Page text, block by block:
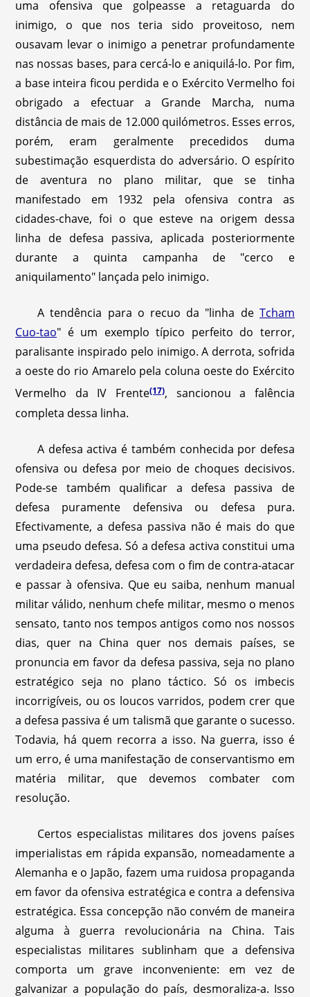
uma ofensiva que golpeasse a retaguarda do
inimigo, o que nos teria sido proveitoso, nem
ousavam levar o inimigo a penetrar profundamente
nas nossas bases, para cercá-lo e aniquilá-lo. Por fim,
a base inteira ficou perdida e o Exército Vermelho foi
obrigado a efectuar a Grande Marcha, numa
distância de mais de 12.000 quilómetros. Esses erros,
porém, eram geralmente precedidos duma
subestimação esquerdista do adversário. O espírito
de aventura no plano militar, que se tinha
manifestado em 1932 pela ofensiva contra as
cidades-chave, foi o que esteve na origem dessa
linha de defesa passiva, aplicada posteriormente
durante a quinta campanha de "cerco e
aniquilamento" lançada pelo inimigo.
A tendência para o recuo da "linha de Tcham
Cuo-tao" é um exemplo típico perfeito do terror,
paralisante inspirado pelo inimigo. A derrota, sofrida
a oeste do rio Amarelo pela coluna oeste do Exército
Vermelho da IV Frente(17), sancionou a falência
completa dessa linha.
A defesa activa é também conhecida por defesa
ofensiva ou defesa por meio de choques decisivos.
Pode-se também qualificar a defesa passiva de
defesa puramente defensiva ou defesa pura.
Efectivamente, a defesa passiva não é mais do que
uma pseudo defesa. Só a defesa activa constitui uma
verdadeira defesa, defesa com o fim de contra-atacar
e passar à ofensiva. Que eu saiba, nenhum manual
militar válido, nenhum chefe militar, mesmo o menos
sensato, tanto nos tempos antigos como nos nossos
dias, quer na China quer nos demais países, se
pronuncia em favor da defesa passiva, seja no plano
estratégico seja no plano táctico. Só os imbecis
incorrigíveis, ou os loucos varridos, podem crer que
a defesa passiva é um talismã que garante o sucesso.
Todavia, há quem recorra a isso. Na guerra, isso é
um erro, é uma manifestação de conservantismo em
matéria militar, que devemos combater com
resolução.
Certos especialistas militares dos jovens países
imperialistas em rápida expansão, nomeadamente a
Alemanha e o Japão, fazem uma ruidosa propaganda
em favor da ofensiva estratégica e contra a defensiva
estratégica. Essa concepção não convém de maneira
alguma à guerra revolucionária na China. Tais
especialistas militares sublinham que a defensiva
comporta um grave inconveniente: em vez de
galvanizar a população do país, desmoraliza-a. Isso